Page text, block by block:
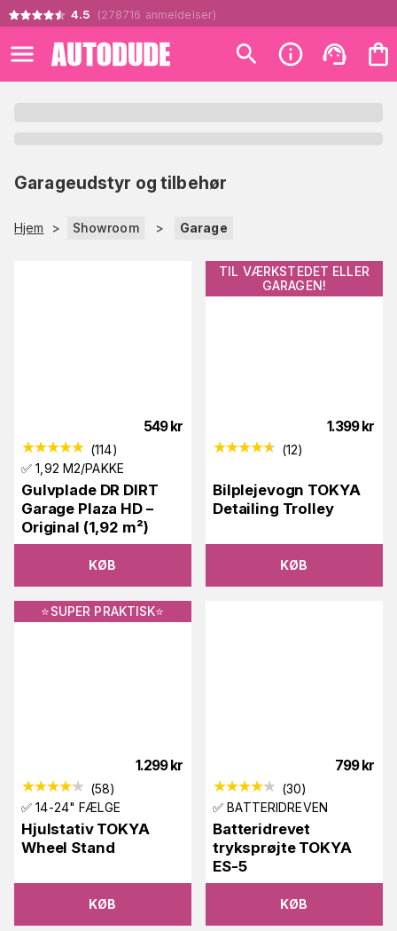
4.5 (278716 anmeldelser)
Garageudstyr og tilbehør
Hjem > Showroom > Garage
549 kr
(114)
✅ 1,92 M2/PAKKE
Gulvplade DR DIRT
Garage Plaza HD –
Original (1,92 m²)
KØB
TIL VÆRKSTEDET ELLER
GARAGEN!
1.399 kr
(12)
Bilplejevogn TOKYA
Detailing Trolley
KØB
⭐️SUPER PRAKTISK⭐️
1.299 kr
(58)
✅ 14-24" FÆLGE
Hjulstativ TOKYA
Wheel Stand
KØB
799 kr
(30)
✅ BATTERIDREVEN
Batteridrevet
tryksprøjte TOKYA
ES-5
KØB